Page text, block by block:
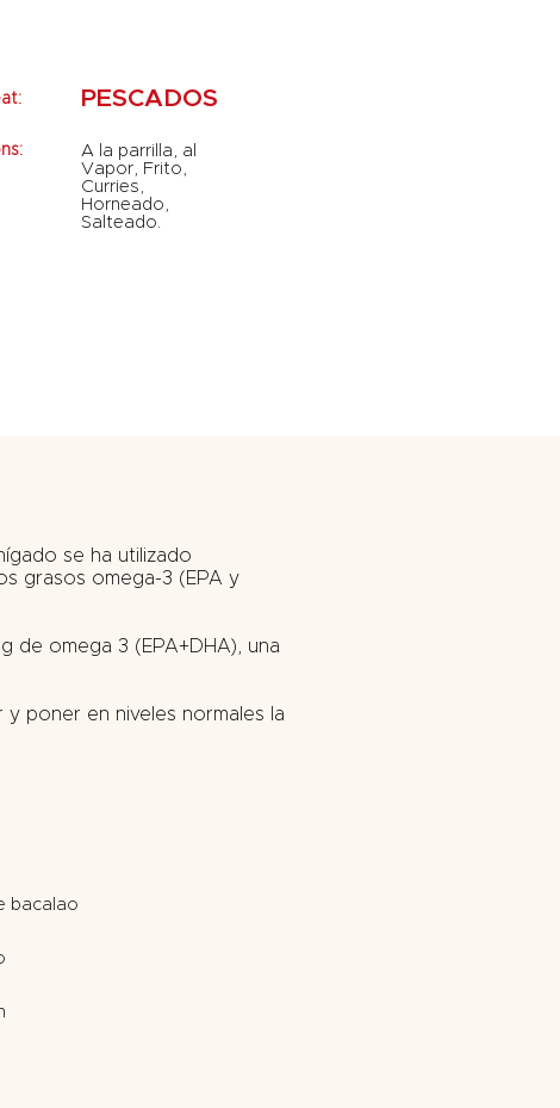
PESCADOS
A la parrilla, al
Vapor, Frito,
Curries,
Horneado,
Salteado.
se ha utilizado
grasos omega-3 (EPA y
de omega 3 (EPA+DHA), una
y poner en niveles normales la
bacalao